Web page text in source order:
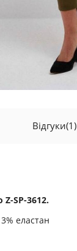
Відгуки(1)
SP-3612.
еластан